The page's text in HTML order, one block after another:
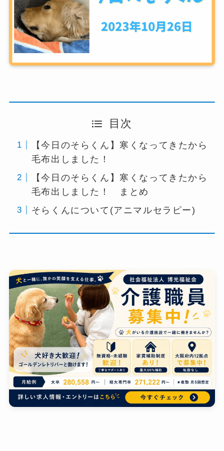
目次
【今日のそらくん】寒くなってきたから
毛布出しました！
【今日のそらくん】寒くなってきたから
毛布出しました！ まとめ
そらくんについて(アニマルセラピー)